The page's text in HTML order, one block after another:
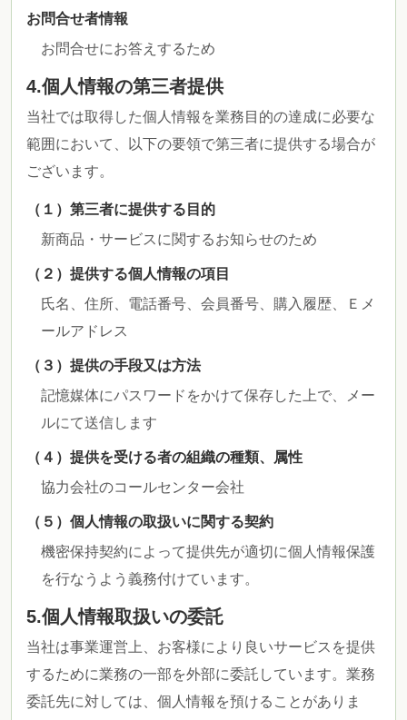
お問合せ者情報
お問合せにお答えするため
4.個人情報の第三者提供
当社では取得した個人情報を業務目的の達成に必要な
範囲において、以下の要領で第三者に提供する場合が
ございます。
（１）第三者に提供する目的
新商品・サービスに関するお知らせのため
（２）提供する個人情報の項目
氏名、住所、電話番号、会員番号、購入履歴、Ｅメ
ールアドレス
（３）提供の手段又は方法
記憶媒体にパスワードをかけて保存した上で、メー
ルにて送信します
（４）提供を受ける者の組織の種類、属性
協力会社のコールセンター会社
（５）個人情報の取扱いに関する契約
機密保持契約によって提供先が適切に個人情報保護
を行なうよう義務付けています。
5.個人情報取扱いの委託
当社は事業運営上、お客様により良いサービスを提供
するために業務の一部を外部に委託しています。業務
委託先に対しては、個人情報を預けることがありま